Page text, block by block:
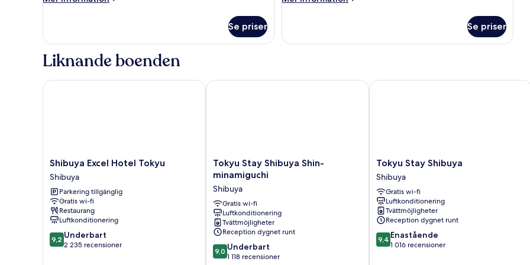
(Side
-
enkelsängar
by
Se priser
(Two
Kind)
-
of
Se priser
Liknande boenden
Shibuya
Excel
Hotel
Tokyu
Shibuya
Shibuya Excel Hotel Tokyu
Shibuya
Parkering tillgänglig
Gratis wi-fi
Restaurang
Luftkonditionering
9.2
av
9,2 Underbart
2 235 recensioner
Shibuya Excel Hotel Tokyu
Tokyu
Stay
Shin-
minamiguchi
Shibuya
Tokyu Stay Shibuya Shin-
minamiguchi
Shibuya
Gratis wi-fi
Luftkonditionering
Tvättmöjligheter
Reception dygnet runt
9.0
av
9,0 Underbart
1 118 recensioner
Tokyu Stay Shibuya Shin-minamiguchi
Tokyu
Stay
Shibuya
Shibuya
Tokyu Stay Shibuya
Shibuya
Gratis wi-fi
Luftkonditionering
Tvättmöjligheter
Reception dygnet runt
9.4
av
9,4 Enastående
1 016 recensioner
Tokyu Stay Shibuya